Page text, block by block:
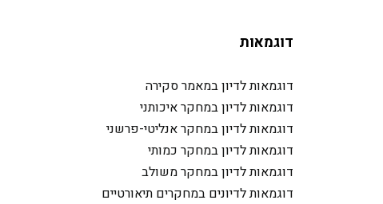
דוגמאות
דוגמאות לדיון במאמר סקירה
דוגמאות לדיון במחקר איכותני
דוגמאות לדיון במחקר אנליטי-פרשני
דוגמאות לדיון במחקר כמותי
דוגמאות לדיון במחקר משולב
דוגמאות לדיונים במחקרים תיאורטיים